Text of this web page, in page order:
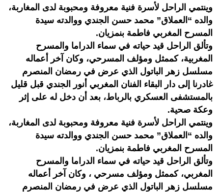
وينتمي الراحل لأسرة فنية معروفة ومحبوبة لدى المغاربة،
والده “العملاق” محمد حسن الجندي ووالدته سيدة
المسرح المغربي فاطمة بنمزيان.
وتألق الراحل قيد حياته في سماء الدراما والمسرح
المغربية، كممثل ومؤلف المسرحي، وكان آخر أعماله
مسلسل زهر الباتول الذي عرض في رمضان المنصرم
غادرنا إلى دار البقاء الفنان المغربي أنور الجندي قبل قليل
بالمستشفى العسكري بالرباط، بعد أن دخل له على إثر
وعكة صحية.
وينتمي الراحل لأسرة فنية معروفة ومحبوبة لدى المغاربة،
والده “العملاق” محمد حسن الجندي ووالدته سيدة
المسرح المغربي فاطمة بنمزيان.
وتألق الراحل قيد حياته في سماء الدراما والمسرح
المغربي، كممثل ومؤلف مسرحي ، وكان آخر أعماله
مسلسل زهر الباتول الذي عرض في رمضان المنصرم